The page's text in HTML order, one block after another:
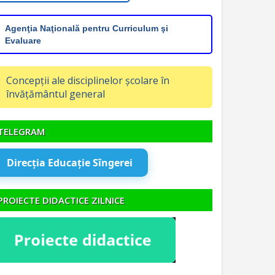
Agenţia Naţională pentru Curriculum şi
Evaluare
Concepții ale disciplinelor școlare în
învățământul general
Direcția Educație Sîngerei
DIDACTICE ZILNICE